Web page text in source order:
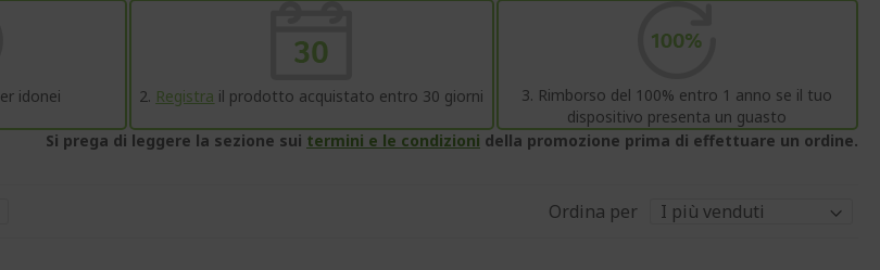
idonei 2. Registra il prodotto acquistato entro 30 giorni
3. Rimborso del 100% entro 1 anno se il tuo
dispositivo presenta un guasto
Si prega di leggere la sezione sui termini e le condizioni della promozione prima di effettuare un ordine.
Ordina per